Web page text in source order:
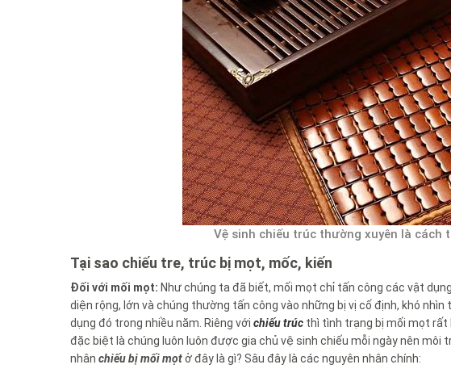
Vệ sinh chiếu trúc thường xuyên là cách
Tại sao chiếu tre, trúc bị mọt, mốc, kiến
Đối với mối mọt: Như chúng ta đã biết, mối mọt chỉ tấn công các vật
diện rộng, lớn và chúng thường tấn công vào những bị vị cố định, khó
dụng đó trong nhiều năm. Riêng với chiếu trúc thì tình trạng bị mối mọt rất
đặc biệt là chúng luôn luôn được gia chủ vệ sinh chiếu mỗi ngày nên môi
nhân chiếu bị mối mọtở đây là gì? Sâu đây là các nguyên nhân chính: